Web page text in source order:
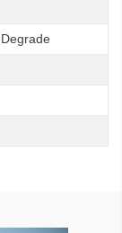
Degrade